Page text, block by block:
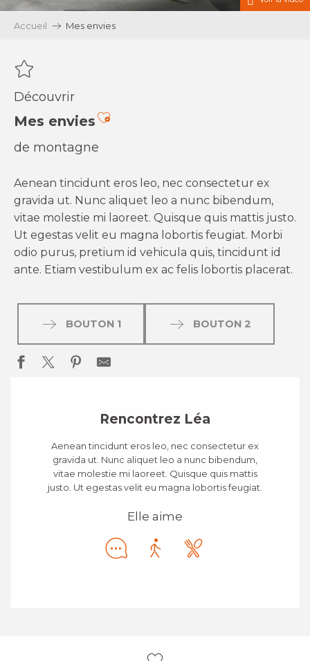
Accueil Mes envies
Découvrir
Mes enviesAjouter aux favoris
de montagne
Aenean tincidunt eros leo, nec consectetur ex
gravida ut. Nunc aliquet leo a nunc bibendum,
vitae molestie mi laoreet. Quisque quis mattis justo.
Ut egestas velit eu magna lobortis feugiat. Morbi
odio purus, pretium id vehicula quis, tincidunt id
ante. Etiam vestibulum ex ac felis lobortis placerat.
BOUTON 1 BOUTON 2
Rencontrez Léa
Aenean tincidunt eros leo, nec consectetur ex
gravida ut. Nunc aliquet leo a nunc bibendum,
vitae molestie mi laoreet. Quisque quis mattis
justo. Ut egestas velit eu magna lobortis feugiat.
Elle aime